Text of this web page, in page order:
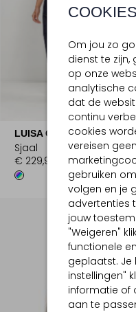
COOKIES
Om jou zo
dienst te zijn,
op onze
analytische
dat de
continu
cookies
vereisen
gebruiken
volgen en je
advertenties
jouw
"Weigeren"
functionele
geplaatst. Je
instellingen"
informatie of
aan te
LUISA CERANO
Sjaal
€ 229,99